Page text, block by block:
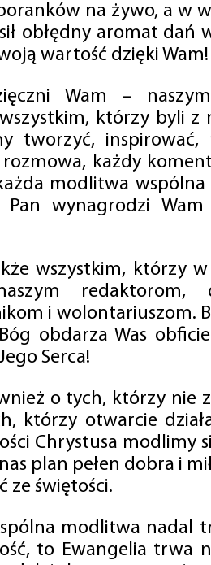
na żywo, a w
obłędny aromat dań
wartość dzięki Wam!
Wam –
którzy byli z
tworzyć, inspirować,
rozmowa, każdy
modlitwa wspólna
Pan wynagrodzi
wszystkim, którzy
redaktorom,
i wolontariuszom.
obdarza Was
Serca!
o tych, którzy nie
którzy otwarcie
Chrystusa modlimy
plan pełen dobra i
ze świętości.
modlitwa nadal
to Ewangelia trwa